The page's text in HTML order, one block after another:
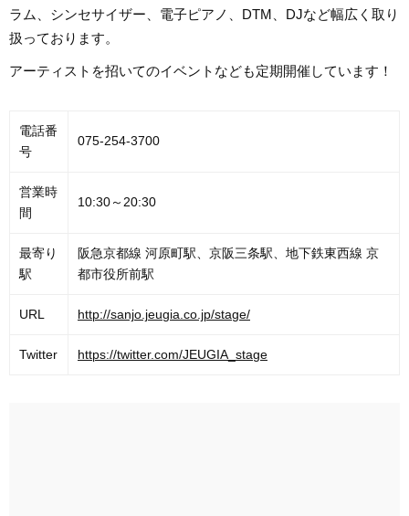
ラム、シンセサイザー、電子ピアノ、DTM、DJなど幅広く取り
扱っております。
アーティストを招いてのイベントなども定期開催しています！
電話番
号
075-254-3700
営業時
間
10:30～20:30
最寄り
駅
阪急京都線 河原町駅、京阪三条駅、地下鉄東西線 京
都市役所前駅
URL http://sanjo.jeugia.co.jp/stage/
Twitter https://twitter.com/JEUGIA_stage